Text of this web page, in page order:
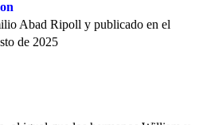
Abad Ripoll y publicado en el
de 2025